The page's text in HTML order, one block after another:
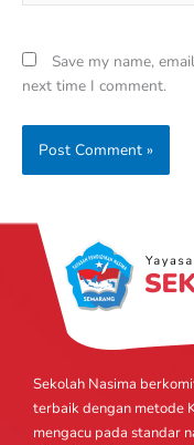
Save my name,
next time I comment.
Sekolah Nasima
terbaik dengan metode
mengacu pada standar